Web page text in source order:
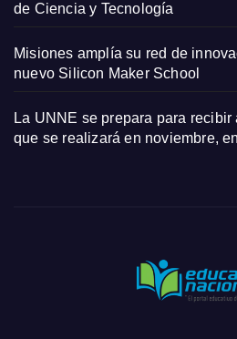
de Ciencia y Tecnología
Misiones amplía su red de
nuevo Silicon Maker School
La UNNE se prepara para
que se realizará en noviembre,